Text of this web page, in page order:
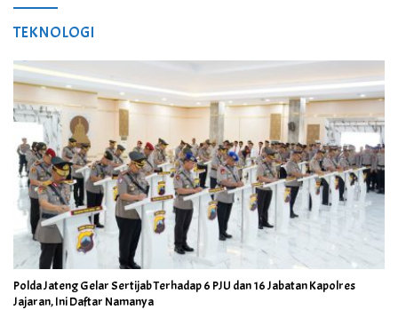
TEKNOLOGI
Polda Jateng Gelar Sertijab Terhadap 6 PJU dan 16 Jabatan Kapolres
Jajaran, Ini Daftar Namanya